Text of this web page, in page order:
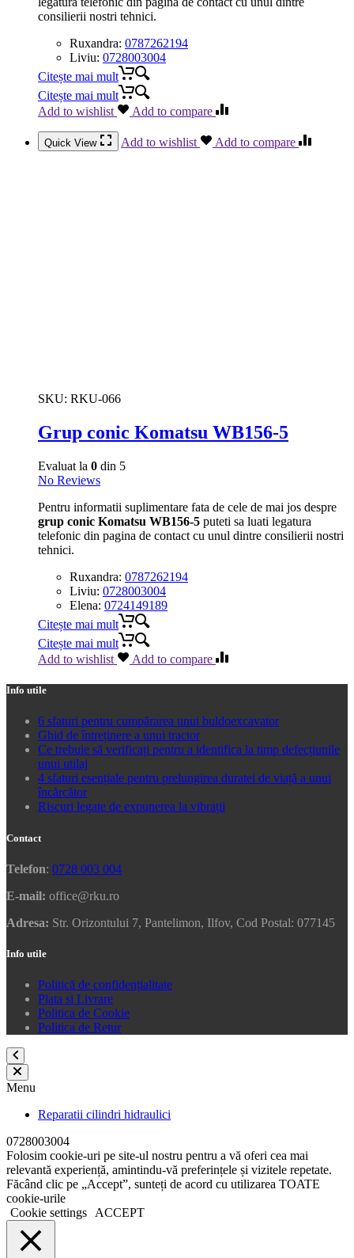
consilierii nostri tehnici.
Ruxandra: 0787262194
Liviu: 0728003004
Citește mai mult
Citește mai mult
Add to wishlist
Add to compare
Quick View Add to wishlist Add to compare
SKU: RKU-066
Grup conic Komatsu WB156-5
Evaluat la 0 din 5
No Reviews
Pentru informatii suplimentare fata de cele de mai jos despre
grup conic Komatsu WB156-5 puteti sa luati legatura
telefonic din pagina de contact cu unul dintre consilierii nostri
tehnici.
Ruxandra: 0787262194
Liviu: 0728003004
Elena: 0724149189
Citește mai mult
Citește mai mult
Add to wishlist
Add to compare
Info utile
6 sfaturi pentru cumpărarea unui buldoexcavator
Ghid de întreținere a unui tractor
Ce trebuie să verificați pentru a identifica la timp defecțiunile
unui utilaj
4 sfaturi esențiale pentru prelungirea duratei de viață a unui
încărcător
Riscuri legate de expunerea la vibrații
Contact
Telefon: 0728 003 004
E-mail: office@rku.ro
Adresa: Str. Orizontului 7, Pantelimon, Ilfov, Cod Postal: 077145
Info utile
Politică de confidențialitate
Plata si Livrare
Politica de Cookie
Politica de Retur
Menu
Reparatii cilindri hidraulici
0728003004
Folosim cookie-uri pe site-ul nostru pentru a vă oferi cea mai
relevantă experiență, amintindu-vă preferințele și vizitele repetate.
Făcând clic pe „Accept”, sunteți de acord cu utilizarea TOATE
cookie-urile
Cookie settings
ACCEPT